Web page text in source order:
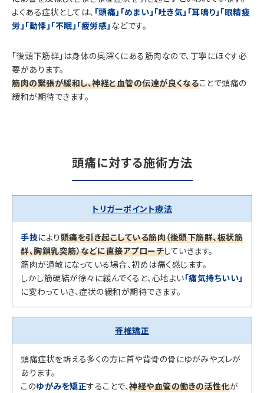
よくある症状としては、 「頭痛」「めまい」「吐き気」「耳鳴り」「眼精疲
労」「動悸」「不眠」「疲労感」 などです。
「後頭下筋群」は身体の奥深くにある筋肉なので、丁寧にほぐす必
要があります。
筋肉の緊張が緩和し、神経と血管の伝達が良くなることで頭痛の
緩和が期待できます。
頭痛に対する施術方法
トリガーポイント療法
手技により頭痛を引き起こしている筋肉（後頭下筋群、板状筋
群、胸鎖乳突筋）などに直接アプローチしていきます。
筋肉が過敏になっている場合、初めは痛く感じます。
しかし筋硬結が徐々に緩んでくると、心地よい「痛気持ちいい」
に変わっていき、症状の緩和が期待できます。
脊椎矯正
頭痛症状を訴える多くの方に首や背骨の骨にゆがみやズレが
あります。
このゆがみを矯正することで、神経や血管の働きの活性化が